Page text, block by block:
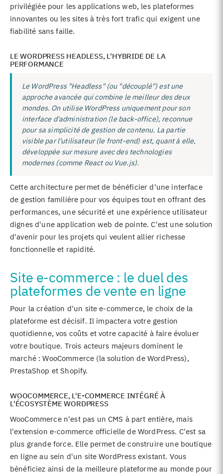
privilégiée pour les applications web, les plateformes
innovantes ou les sites à très fort trafic qui exigent une
fiabilité sans faille.
LE WORDPRESS HEADLESS, L'HYBRIDE DE LA
PERFORMANCE
Le WordPress "Headless" (ou "découplé") est une
approche avancée qui combine le meilleur des deux
mondes. On utilise WordPress uniquement pour son
interface d'administration (le back-office), reconnue
pour sa simplicité de gestion de contenu. La partie
visible par l'utilisateur (le front-end) est, quant à elle,
développée sur mesure avec des technologies
modernes (comme React ou Vue.js).
Cette architecture permet de bénéficier d'une interface
de gestion familière pour vos équipes tout en offrant des
performances, une sécurité et une expérience utilisateur
dignes d'une application web de pointe. C'est une solution
d'avenir pour les projets qui veulent allier richesse
fonctionnelle et rapidité.
Site e-commerce : le duel des
plateformes de vente en ligne
Pour la création d'un site e-commerce, le choix de la
plateforme est décisif. Il impactera votre gestion
quotidienne, vos coûts et votre capacité à faire évoluer
votre boutique. Trois acteurs majeurs dominent le
marché : WooCommerce (la solution de WordPress),
PrestaShop et Shopify.
WOOCOMMERCE, L'E-COMMERCE INTÉGRÉ À
L'ÉCOSYSTÈME WORDPRESS
WooCommerce n'est pas un CMS à part entière, mais
l'extension e-commerce officielle de WordPress. C'est sa
plus grande force. Elle permet de construire une boutique
en ligne au sein d'un site WordPress existant. Vous
bénéficiez ainsi de la meilleure plateforme au monde pour